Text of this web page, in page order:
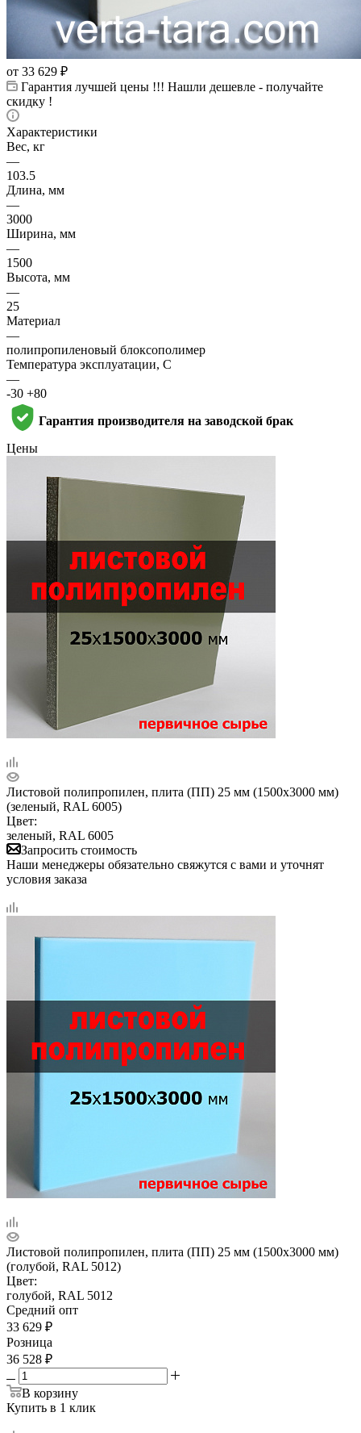
от 33 629 ₽
Гарантия лучшей цены !!! Нашли дешевле - получайте
скидку !
Характеристики
Вес, кг
—
103.5
Длина, мм
—
3000
Ширина, мм
—
1500
Высота, мм
—
25
Материал
—
полипропиленовый блоксополимер
Температура эксплуатации, С
—
-30 +80
Гарантия производителя на заводской брак
Цены
Листовой полипропилен, плита (ПП) 25 мм (1500х3000 мм)
(зеленый, RAL 6005)
Цвет:
зеленый, RAL 6005
Запросить стоимость
Наши менеджеры обязательно свяжутся с вами и уточнят
условия заказа
Листовой полипропилен, плита (ПП) 25 мм (1500х3000 мм)
(голубой, RAL 5012)
Цвет:
голубой, RAL 5012
Средний опт
33 629 ₽
Розница
36 528 ₽
В корзину
Купить в 1 клик